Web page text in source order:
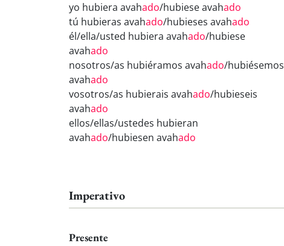
yo hubiera avahado/hubiese avahado
tú hubieras avahado/hubieses avahado
él/ella/usted hubiera avahado/hubiese
avahado
nosotros/as hubiéramos avahado/hubiésemos
avahado
vosotros/as hubierais avahado/hubieseis
avahado
ellos/ellas/ustedes hubieran
avahado/hubiesen avahado
Imperativo
Presente